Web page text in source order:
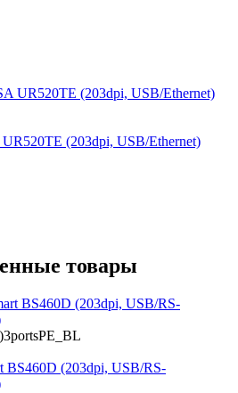
(203dpi, USB/Ethernet)
товары
BS460D (203dpi, USB/RS-